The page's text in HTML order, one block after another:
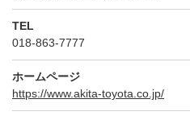
TEL
018-863-7777
ホームページ
https://www.akita-toyota.co.jp/